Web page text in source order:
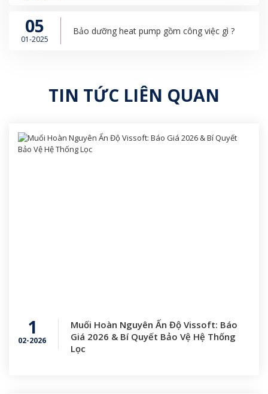
05
01-2025
Bảo dưỡng heat pump gồm công việc gì ?
TIN TỨC LIÊN QUAN
1
02-2026
Muối Hoàn Nguyên Ấn Độ Vissoft: Báo
Giá 2026 & Bí Quyết Bảo Vệ Hệ Thống
Lọc